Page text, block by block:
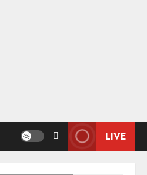
LIVE